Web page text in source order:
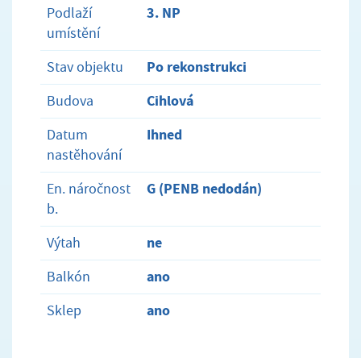
Podlaží
umístění
3. NP
Stav objektu Po rekonstrukci
Budova Cihlová
Datum
nastěhování
Ihned
En. náročnost
b.
G (PENB nedodán)
Výtah ne
Balkón ano
Sklep ano